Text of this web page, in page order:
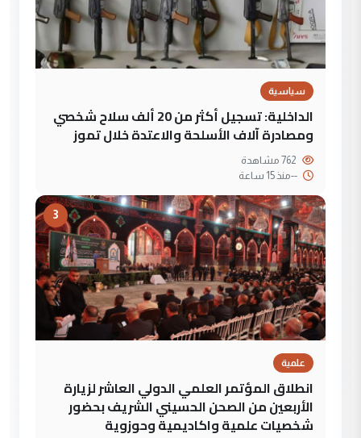
سياسية
الداخلية: تسجيل أكثر من 20 ألف سلاح شخصي
ومصادرة آلاف الأسلحة والاعتدة خلال تموز
--منذ 15 ساعة
3
علمية
انطلاق المؤتمر العلمي الدولي العاشر لزيارة
الأربعين من الصحن الحسيني الشريف بحضور
شخصيات علمية واكاديمية وحوزوية